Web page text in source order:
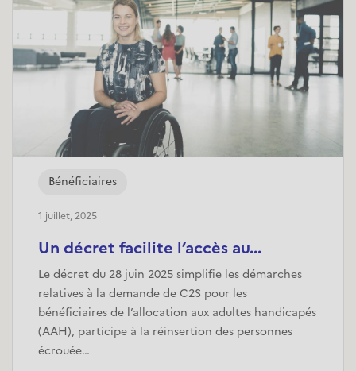
Bénéficiaires
1 juillet, 2025
Un décret facilite l’accès au...
Le décret du 28 juin 2025 simplifie les démarches
relatives à la demande de C2S pour les
bénéficiaires de l’allocation aux adultes handicapés
(AAH), participe à la réinsertion des personnes
écrouée…